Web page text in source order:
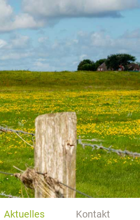
Aktuelles Kontakt